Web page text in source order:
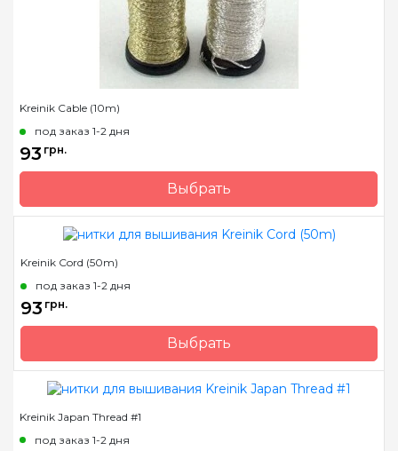
Kreinik Cable (10m)
под заказ 1-2 дня
93 грн.
Выбрать
Бренд
Kreinik
Страна-производитель
США
Метраж
Состав
Kreinik Cord (50m)
под заказ 1-2 дня
93 грн.
Выбрать
Бренд
Kreinik
Страна-производитель
США
Метраж
Состав
Kreinik Japan Thread #1
под заказ 1-2 дня